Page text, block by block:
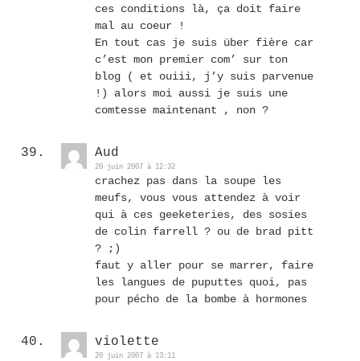
ces conditions là, ça doit faire
mal au coeur !
En tout cas je suis über fière car
c’est mon premier com’ sur ton
blog ( et ouiii, j’y suis parvenue
!) alors moi aussi je suis une
comtesse maintenant , non ?
Aud
20 juin 2007 à 12:32
crachez pas dans la soupe les
meufs, vous vous attendez à voir
qui à ces geeketeries, des sosies
de colin farrell ? ou de brad pitt
? ;)
faut y aller pour se marrer, faire
les langues de puputtes quoi, pas
pour pécho de la bombe à hormones
violette
20 juin 2007 à 13:11